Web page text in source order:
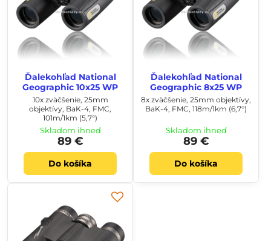
Ďalekohľad National
Geographic 10x25 WP
10x zväčšenie, 25mm
objektívy, BaK-4, FMC,
101m/1km (5,7°)
Skladom ihneď
89 €
Do košíka
Ďalekohľad National
Geographic 8x25 WP
8x zväčšenie, 25mm objektívy,
BaK-4, FMC, 118m/1km (6,7°)
Skladom ihneď
89 €
Do košíka